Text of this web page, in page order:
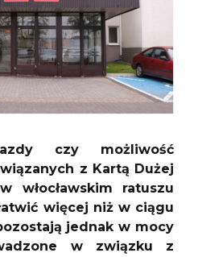
czy możliwość
z Kartą Dużej
włocławskim ratuszu
więcej niż w ciągu
jednak w mocy
w związku z